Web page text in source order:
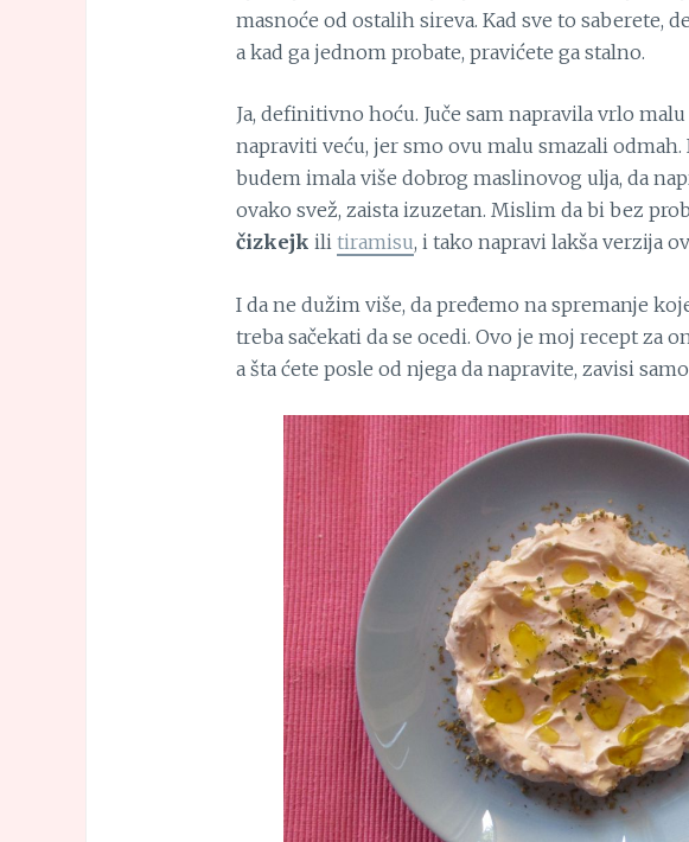
masnoće od ostalih sireva. Kad sve to saberete,
a kad ga jednom probate, pravićete ga stalno.
Ja, definitivno hoću. Juče sam napravila vrlo
napraviti veću, jer smo ovu malu smazali odmah.
budem imala više dobrog maslinovog ulja, da
ovako svež, zaista izuzetan. Mislim da bi bez
čizkejk ili tiramisu, i tako napravi lakša verzija
I da ne dužim više, da pređemo na spremanje
treba sačekati da se ocedi. Ovo je moj recept za
a šta ćete posle od njega da napravite, zavisi